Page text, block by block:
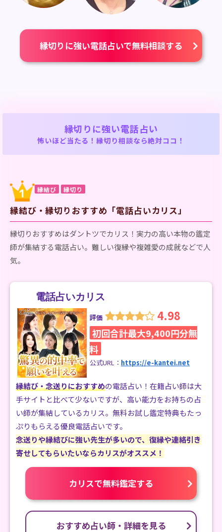
縁切りに強い電話占いで無料相談する
縁切りに強い電話占い
怖いほど当たる！縁切り相談なら絶対ココ！
縁結び 縁切り
縁結び・縁切りおすすめ「電話占いカリス」
縁切りおすすめはダントツでカリス！実力の高い本物の鑑定
師が集結する電話占い。難しい復縁や複雑愛の成就などで人
気。
電話占いカリス
評価 4.98
初回合計最大9,400円分無
料
公式URL： https://e-kantei.net
縁結び・念送りにおすすめの電話占い！在籍占い師は大
手サイトと比べて少ないですが、高い能力をお持ちの占
い師が集結しているカリス。無料お試し鑑定特典もたっ
ぷりもらえる優良電話占いです。
念送りや縁結びに強い先生が多いので、復縁や連絡引き
寄せしてもらいたいならカリスがオススメ！
カリスで無料鑑定する
おすすめ占い師・詳細を見る